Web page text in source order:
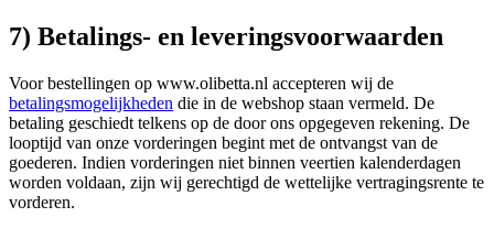
7) Betalings- en leveringsvoorwaarden
Voor bestellingen op www.olibetta.nl accepteren wij de
betalingsmogelijkheden die in de webshop staan vermeld. De
betaling geschiedt telkens op de door ons opgegeven rekening. De
looptijd van onze vorderingen begint met de ontvangst van de
goederen. Indien vorderingen niet binnen veertien kalenderdagen
worden voldaan, zijn wij gerechtigd de wettelijke vertragingsrente te
vorderen.